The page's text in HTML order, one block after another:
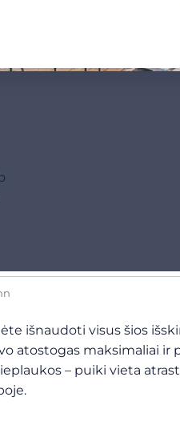
išnaudoti visus šios
atostogas maksimaliai ir
– puiki vieta